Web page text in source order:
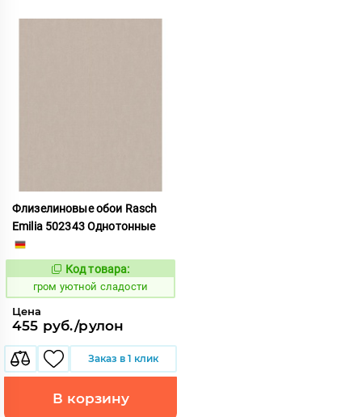
Флизелиновые обои Rasch
Emilia 502343 Однотонные
357595
Код товара:
гром уютной сладости
Цена
455 руб./рулон
Заказ в 1 клик
В корзину